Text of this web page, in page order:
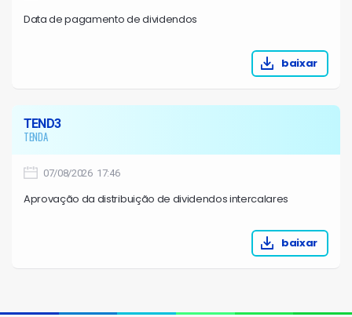
Data de pagamento de dividendos
baixar
TEND3
TENDA
07/08/2026 17:46
Aprovação da distribuição de dividendos intercalares
baixar